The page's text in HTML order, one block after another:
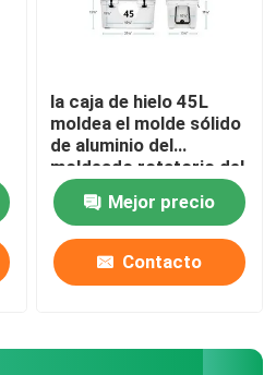
la caja de hielo 45L
moldea el molde sólido
de aluminio del
moldeado rotatorio del
billete del CNC
Mejor precio
Contacto